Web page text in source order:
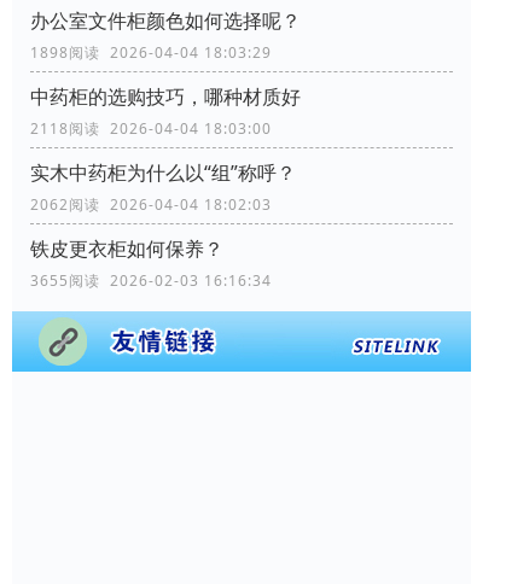
办公室文件柜颜色如何选择呢？
1898阅读 2026-04-04 18:03:29
中药柜的选购技巧，哪种材质好
2118阅读 2026-04-04 18:03:00
实木中药柜为什么以“组”称呼？
2062阅读 2026-04-04 18:02:03
铁皮更衣柜如何保养？
3655阅读 2026-02-03 16:16:34